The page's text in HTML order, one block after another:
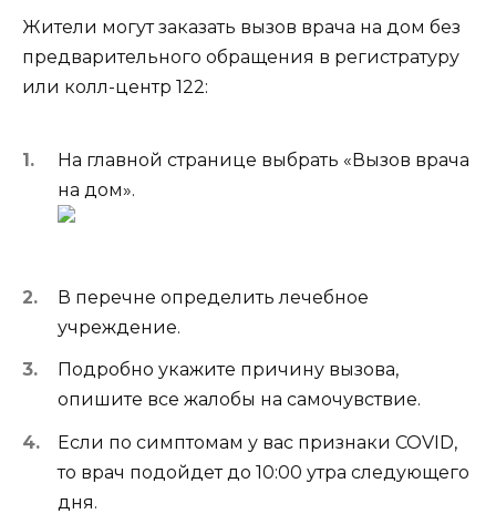
Жители могут заказать вызов врача на дом без
предварительного обращения в регистратуру
или колл-центр 122:
На главной странице выбрать «Вызов врача
на дом».
В перечне определить лечебное
учреждение.
Подробно укажите причину вызова,
опишите все жалобы на самочувствие.
Если по симптомам у вас признаки COVID,
то врач подойдет до 10:00 утра следующего
дня.